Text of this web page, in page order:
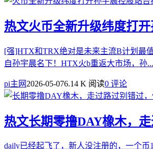
热文火币全新升级纬度打
[强]HTX和TRX绝对是未来主流B计划最
自孙宇晨名下！HTX火b重返大市场，孙...
pi主网 2026-05-076.14 K 阅读0 评论
热文长期零撸DAY橡木，
daily已经起飞了，新人没注册的，一个